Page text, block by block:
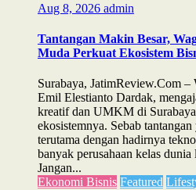
Aug 8, 2026 admin
Tantangan Makin Besar,
Muda Perkuat Ekosistem
Surabaya, JatimReview.Com
Emil Elestianto Dardak,
kreatif dan UMKM di
ekosistemnya. Sebab
terutama dengan hadirnya
banyak perusahaan kelas
Jangan...
Ekonomi Bisnis Featured